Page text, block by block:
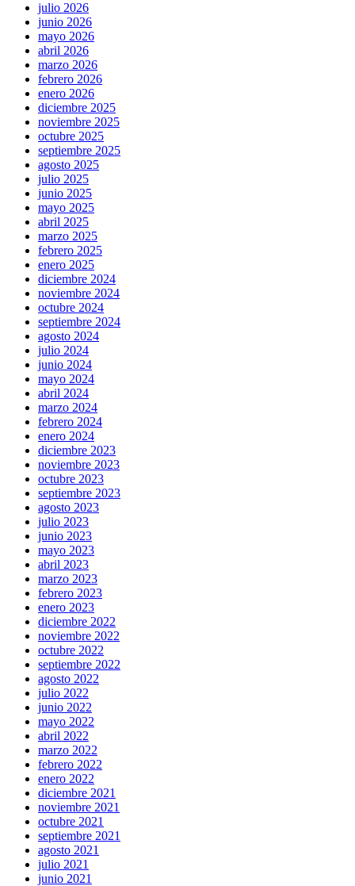
julio 2026
junio 2026
mayo 2026
abril 2026
marzo 2026
febrero 2026
enero 2026
diciembre 2025
noviembre 2025
octubre 2025
septiembre 2025
agosto 2025
julio 2025
junio 2025
mayo 2025
abril 2025
marzo 2025
febrero 2025
enero 2025
diciembre 2024
noviembre 2024
octubre 2024
septiembre 2024
agosto 2024
julio 2024
junio 2024
mayo 2024
abril 2024
marzo 2024
febrero 2024
enero 2024
diciembre 2023
noviembre 2023
octubre 2023
septiembre 2023
agosto 2023
julio 2023
junio 2023
mayo 2023
abril 2023
marzo 2023
febrero 2023
enero 2023
diciembre 2022
noviembre 2022
octubre 2022
septiembre 2022
agosto 2022
julio 2022
junio 2022
mayo 2022
abril 2022
marzo 2022
febrero 2022
enero 2022
diciembre 2021
noviembre 2021
octubre 2021
septiembre 2021
agosto 2021
julio 2021
junio 2021